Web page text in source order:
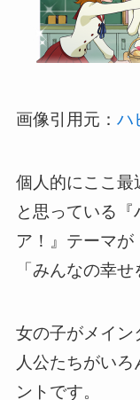
画像引用元： ハ
個人的にここ最
と思っている『
ア！』テーマが
「みんなの幸
女の子がメイン
人公たちがい
ントです。